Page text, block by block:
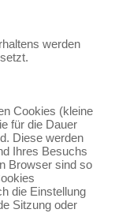
werden
Cookies (kleine
für die Dauer
Diese werden
Ihres Besuchs
Browser sind so
die Einstellung
Sitzung oder